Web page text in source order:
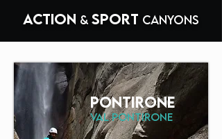
Action & sport CANYONS
PONTIRONE
VAL PONTIRONE